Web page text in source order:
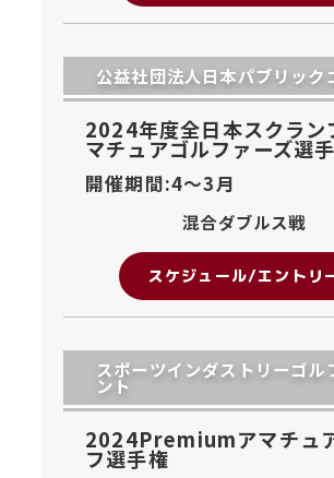
公益社団法人日本パブリック
2024年度全日本スクラン
マチュアゴルファーズ選
開催期間:4〜3月
混合ダブルス戦
スケジュール/エントリ
スポーツインダストリーゴル
ント
2024Premiumアマチュ
フ選手権